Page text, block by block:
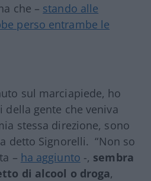
che – stando alle
perso entrambe le
sul marciapiede, ho
gente che veniva
stessa direzione, sono
detto Signorelli. “Non so
– ha aggiunto -, sembra
di alcool o droga,